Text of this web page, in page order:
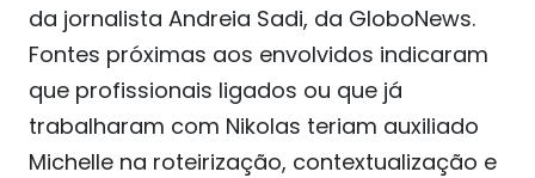
da jornalista Andreia Sadi, da GloboNews.
Fontes próximas aos envolvidos indicaram
que profissionais ligados ou que já
trabalharam com Nikolas teriam auxiliado
Michelle na roteirização, contextualização e